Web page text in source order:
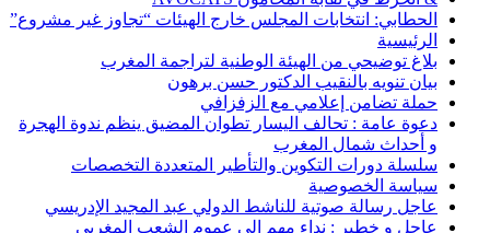
الحطابي: انتخابات المجلس خارج الهيئات “تجاوز غير مشروع”
الرئيسية
بلاغ توضيحي من الهيئة الوطنية لتراجمة المغرب
بيان تنويه بالنقيب الدكتور حسن برهون
حملة تضامن إعلامي مع الزفزافي
دعوة عامة : تحالف اليسار تطوان المضيق ينظم ندوة الهجرة
و أحداث شمال المغرب
سلسلة دورات التكوين والتأطير المتعددة التخصصات
سياسة الخصوصية
عاجل رسالة صوتية للناشط الدولي عبد المجيد الإدريسي
عاجل و خطير : نداء مهم إلى عموم الشعب المغربي